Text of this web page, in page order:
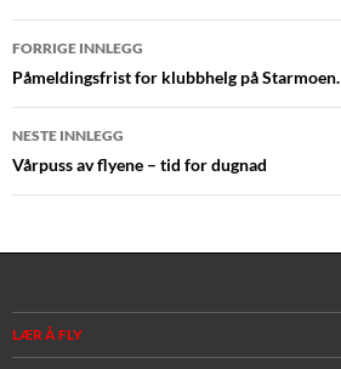
Innleggsnavigasjon
FORRIGE INNLEGG
Påmeldingsfrist for klubbhelg på Starmoen.
NESTE INNLEGG
Vårpuss av flyene – tid for dugnad
LÆR Å FLY